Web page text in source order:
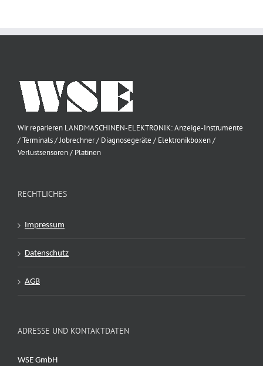
Wir reparieren LANDMASCHINEN-ELEKTRONIK: Anzeige-Instrumente
/ Terminals / Jobrechner / Diagnosegeräte / Elektronikboxen /
Verlustsensoren / Platinen
RECHTLICHES
Impressum
Datenschutz
AGB
ADRESSE UND KONTAKTDATEN
WSE GmbH